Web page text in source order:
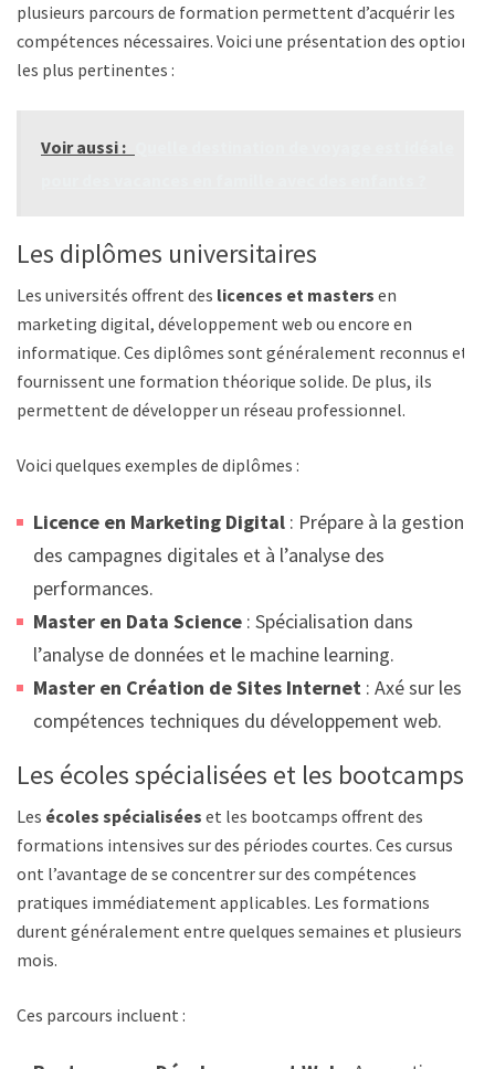
plusieurs parcours de formation permettent d’acquérir les
compétences nécessaires. Voici une présentation des options
les plus pertinentes :
Voir aussi :
Les diplômes universitaires
Les universités offrent des licences et masters en
marketing digital, développement web ou encore en
informatique. Ces diplômes sont généralement reconnus et
fournissent une formation théorique solide. De plus, ils
permettent de développer un réseau professionnel.
Voici quelques exemples de diplômes :
Licence en Marketing Digital : Prépare à la gestion
des campagnes digitales et à l’analyse des
performances.
Master en Data Science : Spécialisation dans
l’analyse de données et le machine learning.
Master en Création de Sites Internet : Axé sur les
compétences techniques du développement web.
Les écoles spécialisées et les bootcamps
Les écoles spécialisées et les bootcamps offrent des
formations intensives sur des périodes courtes. Ces cursus
ont l’avantage de se concentrer sur des compétences
pratiques immédiatement applicables. Les formations
durent généralement entre quelques semaines et plusieurs
mois.
Ces parcours incluent :